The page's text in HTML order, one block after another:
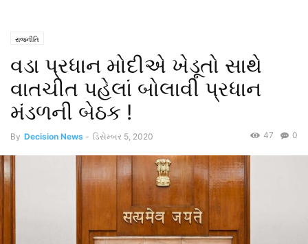
રાજનીતિ
વડા પ્રધાન મોદીએ ખેડૂતો સાથે
વાતચીત પહેલાં બોલાવી પ્રધાન
મંડળની બેઠક !
By Decision News - ડિસેમ્બર 5, 2020 0
47